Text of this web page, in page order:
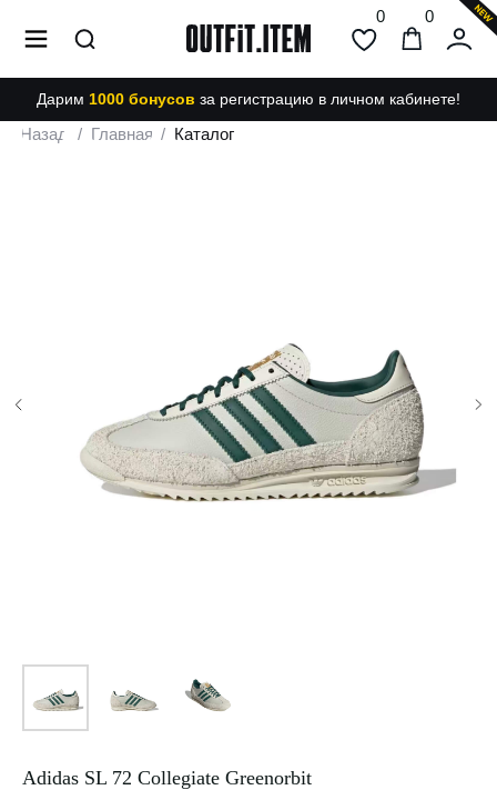
Назад Главная
/ Каталог
/
Adidas SL 72 Collegiate Greenorbit